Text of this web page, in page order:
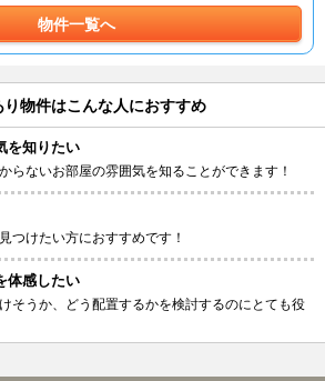
物件一覧へ
物件はこんな人におすすめ
を知りたい
らないお部屋の雰囲気を知ることができます！
つけたい方におすすめです！
体感したい
そうか、どう配置するかを検討するのにとても役